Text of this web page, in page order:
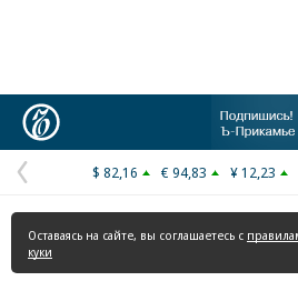
Предыдущая
страница
$ 82,16 € 94,83 ¥ 12,23
Оставаясь на сайте, вы соглашаетесь с
куки